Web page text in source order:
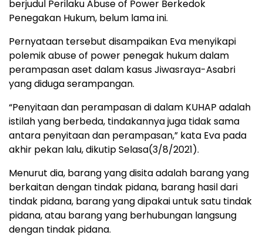
berjudul Perilaku Abuse of Power Berkedok
Penegakan Hukum, belum lama ini.
Pernyataan tersebut disampaikan Eva menyikapi
polemik abuse of power penegak hukum dalam
perampasan aset dalam kasus Jiwasraya-Asabri
yang diduga serampangan.
“Penyitaan dan perampasan di dalam KUHAP adalah
istilah yang berbeda, tindakannya juga tidak sama
antara penyitaan dan perampasan,” kata Eva pada
akhir pekan lalu, dikutip Selasa(3/8/2021).
Menurut dia, barang yang disita adalah barang yang
berkaitan dengan tindak pidana, barang hasil dari
tindak pidana, barang yang dipakai untuk satu tindak
pidana, atau barang yang berhubungan langsung
dengan tindak pidana.